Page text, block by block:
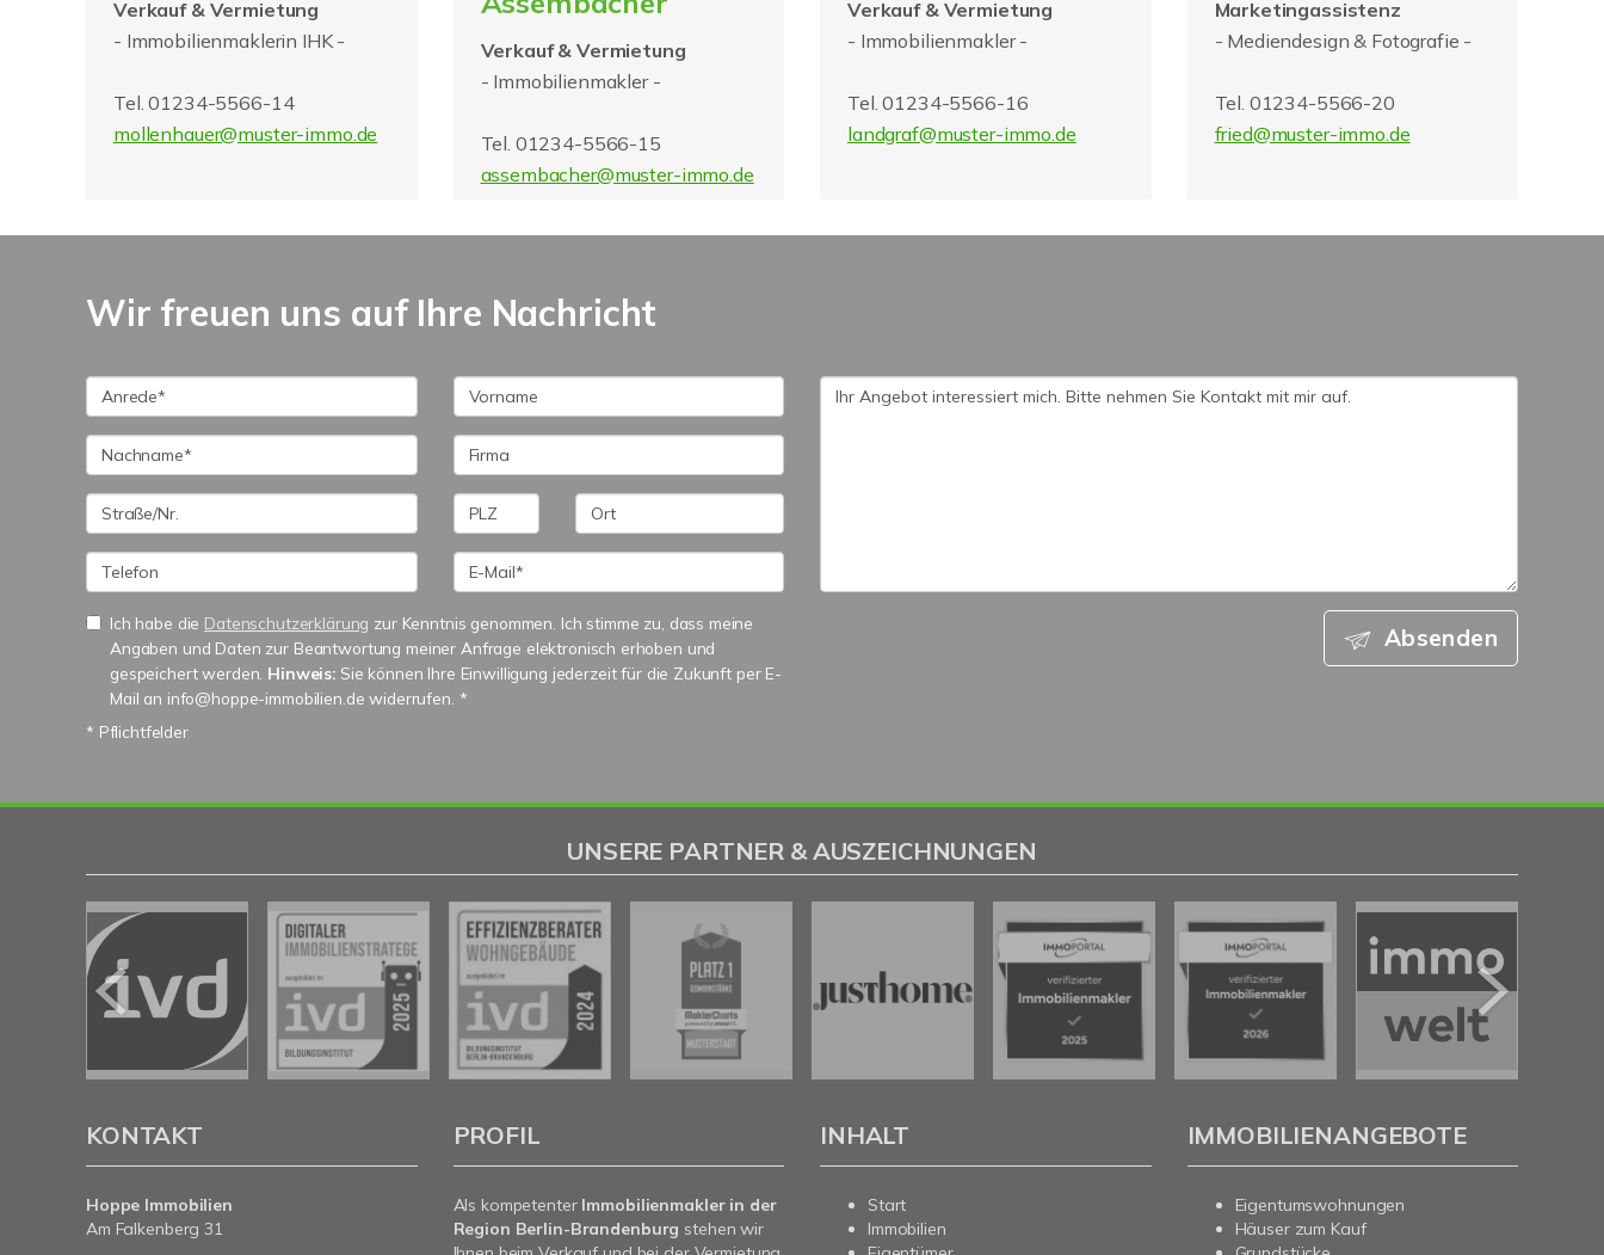
Verkauf & Vermietung
- Immobilienmaklerin IHK -
Tel. 01234-5566-14
mollenhauer@muster-immo.de
Verkauf & Vermietung
- Immobilienmakler -
Tel. 01234-5566-15
assembacher@muster-immo.de
Verkauf & Vermietung
- Immobilienmakler -
Tel. 01234-5566-16
landgraf@muster-immo.de
Marketingassistenz
- Mediendesign & Fotografie -
Tel. 01234-5566-20
fried@muster-immo.de
Wir freuen uns auf Ihre Nachricht
Ich habe die Datenschutzerklärung zur Kenntnis genommen. Ich stimme zu, dass meine
Angaben und Daten zur Beantwortung meiner Anfrage elektronisch erhoben und
gespeichert werden. Hinweis:Sie können Ihre Einwilligung jederzeit für die Zukunft per E-
Mail an info@hoppe-immobilien.de widerrufen. *
* Pflichtfelder
Absenden
UNSERE PARTNER & AUSZEICHNUNGEN
KONTAKT
Hoppe Immobilien
Am Falkenberg 31
PROFIL
Als kompetenter Immobilienmakler in der
Region Berlin-Brandenburg stehen wir
INHALT
Start
Immobilien
IMMOBILIENANGEBOTE
Eigentumswohnungen
Häuser zum Kauf